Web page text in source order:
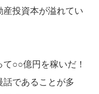
投資本が溢れてい
○○億円を稼いだ！
話であることが多